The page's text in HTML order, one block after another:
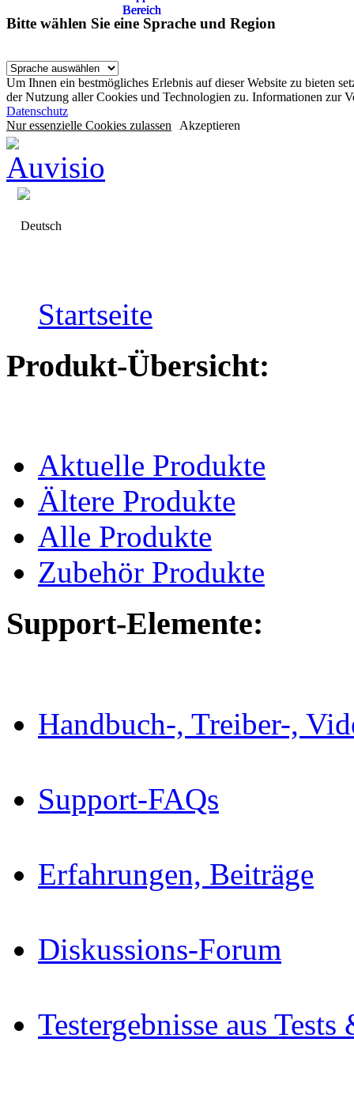
Bitte wählen Sie eine Sprache und Region
Um Ihnen ein bestmögliches Erlebnis auf dieser Website zu bieten
der Nutzung aller Cookies und Technologien zu. Informationen zur
Datenschutz
Nur essenzielle Cookies zulassen Akzeptieren
Deutsch
Startseite
Produkt-Übersicht:
Aktuelle Produkte
Ältere Produkte
Alle Produkte
Zubehör Produkte
Support-Elemente:
Handbuch-, Treiber-,
Support-FAQs
Erfahrungen, Beiträge
Diskussions-Forum
Testergebnisse aus
Bereich
Bereich
Bereich